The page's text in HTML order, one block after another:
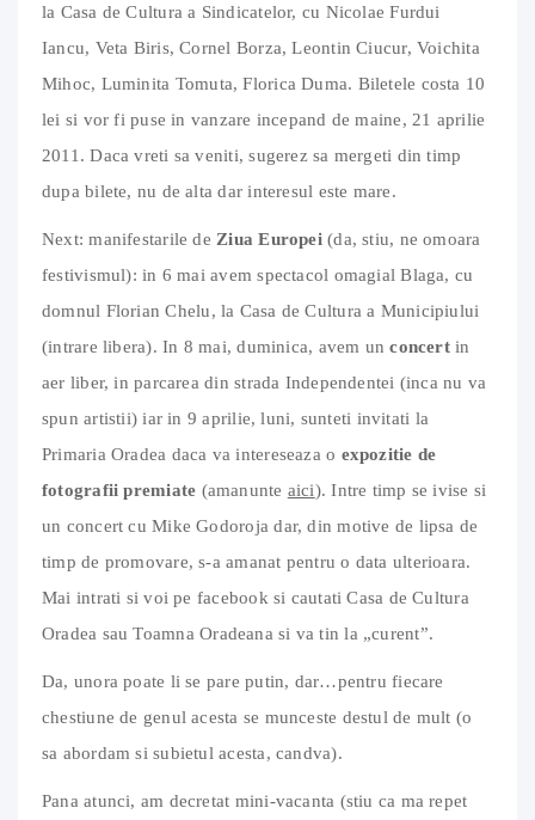
la Casa de Cultura a Sindicatelor, cu Nicolae Furdui
Iancu, Veta Biris, Cornel Borza, Leontin Ciucur, Voichita
Mihoc, Luminita Tomuta, Florica Duma. Biletele costa 10
lei si vor fi puse in vanzare incepand de maine, 21 aprilie
2011. Daca vreti sa veniti, sugerez sa mergeti din timp
dupa bilete, nu de alta dar interesul este mare.
Next: manifestarile de Ziua Europei(da, stiu, ne omoara
festivismul): in 6 mai avem spectacol omagial Blaga, cu
domnul Florian Chelu, la Casa de Cultura a Municipiului
(intrare libera). In 8 mai, duminica, avem unconcertin
aer liber, in parcarea din strada Independentei (inca nu va
spun artistii) iar in 9 aprilie, luni, sunteti invitati la
Primaria Oradea daca va intereseaza o expozitie de
fotografii premiate (amanunte aici). Intre timp se ivise si
un concert cu Mike Godoroja dar, din motive de lipsa de
timp de promovare, s-a amanat pentru o data ulterioara.
Mai intrati si voi pe facebook si cautati Casa de Cultura
Oradea sau Toamna Oradeana si va tin la „curent”.
Da, unora poate li se pare putin, dar…pentru fiecare
chestiune de genul acesta se munceste destul de mult (o
sa abordam si subietul acesta, candva).
Pana atunci, am decretat mini-vacanta (stiu ca ma repet